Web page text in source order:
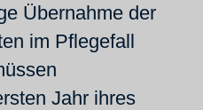
Übernahme der
im Pflegefall
Jahr ihres